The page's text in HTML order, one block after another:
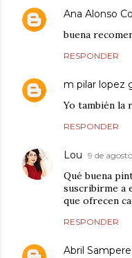
Ana Alonso
buena
RESPONDER
m pilar lopez
Yo también la
RESPONDER
Lou 9 de
Qué buena
suscribirme a
que ofrecen
RESPONDER
Abril Sampere